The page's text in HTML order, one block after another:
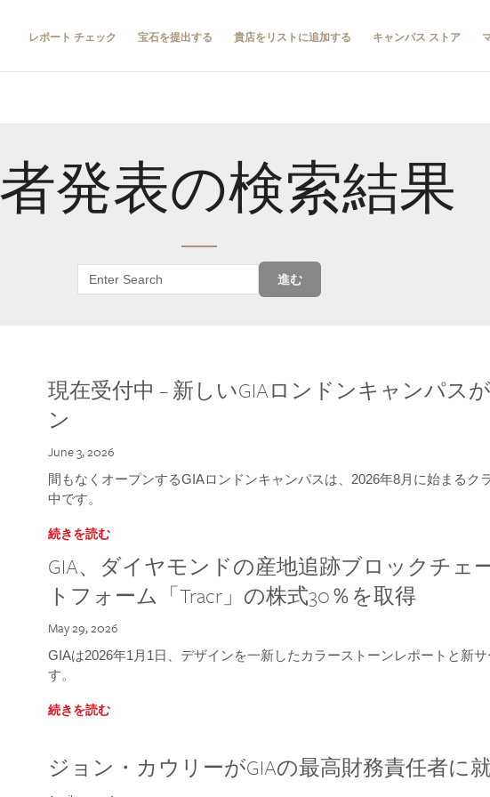
レポート チェック 宝石を提出する 貴店をリストに追加する キャンパス ストア
発表の検索結果
進む
現在受付中 – 新しいGIAロンドンキャンパス
ン
June 3, 2026
間もなくオープンするGIAロンドンキャンパスは、2026年8月に始まるク
中です。
続きを読む
GIA、ダイヤモンドの産地追跡ブロックチェ
トフォーム「Tracr」の株式30％を取得
May 29, 2026
GIAは2026年1月1日、デザインを一新したカラーストーンレポートと新
す。
続きを読む
ジョン・カウリーがGIAの最高財務責任者に